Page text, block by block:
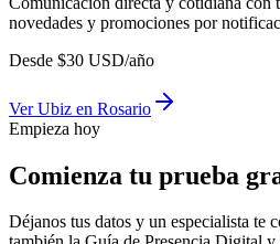
novedades y promociones por
Desde $30 USD/año
VerUbiz en Rosario
Empieza hoy
Comienza tu prueba
Déjanos tus datos y un especialista te